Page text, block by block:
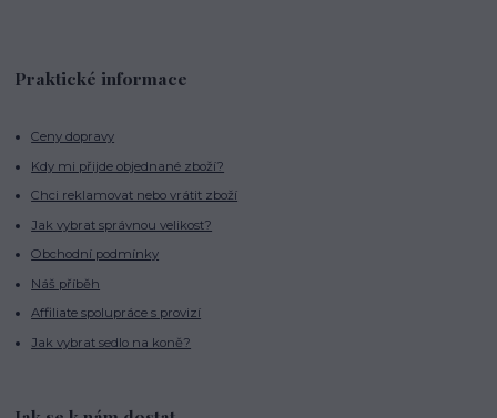
Praktické informace
Ceny dopravy
Kdy mi přijde objednané zboží?
Chci reklamovat nebo vrátit zboží
Jak vybrat správnou velikost?
Obchodní podmínky
Náš příběh
Affiliate spolupráce s provizí
Jak vybrat sedlo na koně?